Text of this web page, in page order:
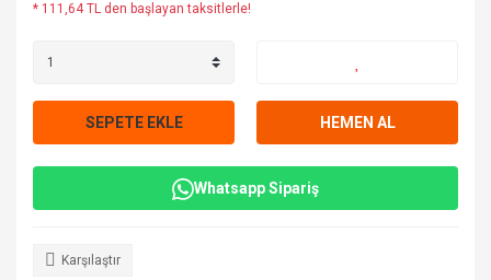
* 111,64 TL den başlayan taksitlerle!
SEPETE EKLE HEMEN AL
Whatsapp Sipariş
Karşılaştır